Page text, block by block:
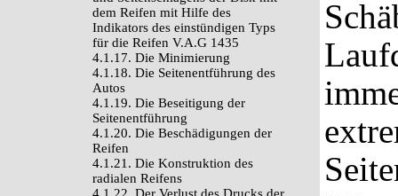
dem Reifen mit Hilfe des
Indikators des einstündigen Typs
für die Reifen V.A.G 1435
4.1.17. Die Minimierung
4.1.18. Die Seitenentführung des
Autos
4.1.19. Die Beseitigung der
Seitenentführung
4.1.20. Die Beschädigungen der
Reifen
4.1.21. Die Konstruktion des
radialen Reifens